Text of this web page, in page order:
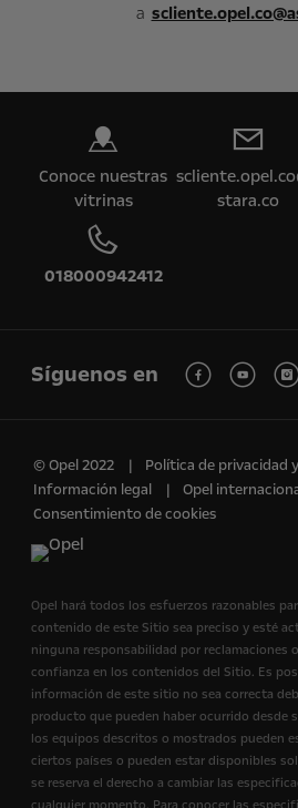
a
Conoce nuestras
vitrinas
stara.co
018000942412
Síguenos en
© Opel 2022
Política de privacidad
Información legal
Opel
Consentimiento de cookies
Opel hará todos los esfuerzos razonables
contenido de este Sitio sea preciso y esté
ninguna responsabilidad por reclamaciones
confianza en los contenidos del Sitio. Es
información de este sitio no sea correcta
producto que pueden haber ocurrido desde
los equipos descritos o mostrados pueden
ciertos países o pueden estar disponibles
se reserva el derecho a cambiar las